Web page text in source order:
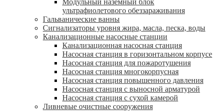
Модульный наземный блок
ультрафиолетового обеззараживания
Гальванические ванны
Сигнализаторы уровня жира, масла, песка, воды
Канализационные насосные станции
Канализационная насосная станция
Насосная станция в горизонтальном корпусе
Насосная станция для пожаротушения
Насосная станция многокорпусная
Насосная станция повышенного давления
Насосная станция с выносной арматурой
Насосная станция с сухой камерой
Ливневые очистные сооружения